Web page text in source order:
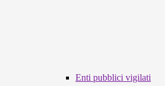
Enti pubblici vigilati